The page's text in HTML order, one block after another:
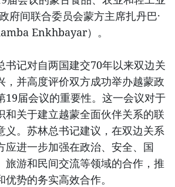
府间联合委员会蒙方主席扎丹巴·
Enkhbayar）。
书记对自两国建交70年以来双边关
，并高度评价双方成功举办越蒙政
19届会议的重要性。这一会议对于
和关于建立越蒙全面伙伴关系的联
义。苏林总书记建议，在双边关系
应进一步加强在政治、安全、国
旅游和民间交流等领域的合作，推
势的务实高效合作。